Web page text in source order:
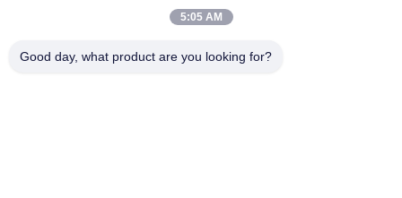
Chambre 1311, bâtiment n°3 Golson Plaza, n°163 rue Yingbin,
5:05 AM
Good day, what product are you looking for?